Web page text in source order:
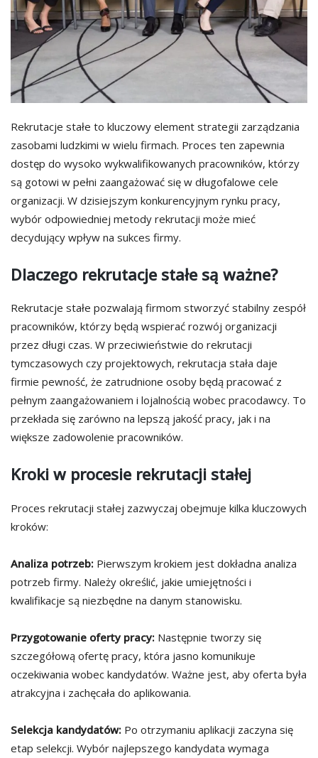
Rekrutacje stałe to kluczowy element strategii zarządzania
zasobami ludzkimi w wielu firmach. Proces ten zapewnia
dostęp do wysoko wykwalifikowanych pracowników, którzy
są gotowi w pełni zaangażować się w długofalowe cele
organizacji. W dzisiejszym konkurencyjnym rynku pracy,
wybór odpowiedniej metody rekrutacji może mieć
decydujący wpływ na sukces firmy.
Dlaczego rekrutacje stałe są ważne?
Rekrutacje stałe pozwalają firmom stworzyć stabilny zespół
pracowników, którzy będą wspierać rozwój organizacji
przez długi czas. W przeciwieństwie do rekrutacji
tymczasowych czy projektowych, rekrutacja stała daje
firmie pewność, że zatrudnione osoby będą pracować z
pełnym zaangażowaniem i lojalnością wobec pracodawcy. To
przekłada się zarówno na lepszą jakość pracy, jak i na
większe zadowolenie pracowników.
Kroki w procesie rekrutacji stałej
Proces rekrutacji stałej zazwyczaj obejmuje kilka kluczowych
kroków:
Analiza potrzeb: Pierwszym krokiem jest dokładna analiza
potrzeb firmy. Należy określić, jakie umiejętności i
kwalifikacje są niezbędne na danym stanowisku.
Przygotowanie oferty pracy: Następnie tworzy się
szczegółową ofertę pracy, która jasno komunikuje
oczekiwania wobec kandydatów. Ważne jest, aby oferta była
atrakcyjna i zachęcała do aplikowania.
Selekcja kandydatów: Po otrzymaniu aplikacji zaczyna się
etap selekcji. Wybór najlepszego kandydata wymaga